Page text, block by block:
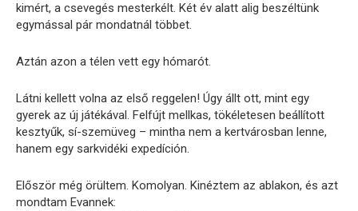
kimért, a csevegés mesterkélt. Két év alatt alig beszéltünk
egymással pár mondatnál többet.
Aztán azon a télen vett egy hómarót.
Látni kellett volna az első reggelen! Úgy állt ott, mint egy
gyerek az új játékával. Felfújt mellkas, tökéletesen beállított
kesztyűk, sí-szemüveg – mintha nem a kertvárosban lenne,
hanem egy sarkvidéki expedíción.
Először még örültem. Komolyan. Kinéztem az ablakon, és azt
mondtam Evannek: